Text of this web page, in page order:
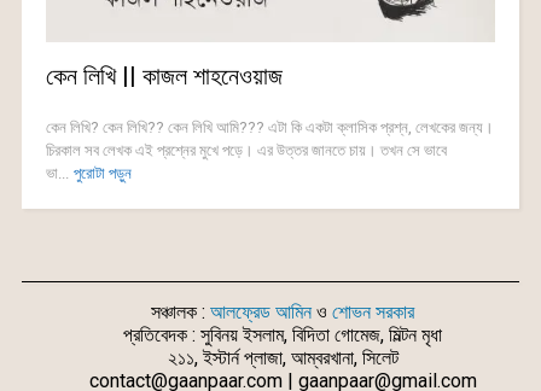
কেন লিখি || কাজল শাহনেওয়াজ
কেন লিখি? কেন লিখি?? কেন লিখি আমি??? এটা কি একটা ক্লাসিক প্রশ্ন, লেখকের জন্য।
চিরকাল সব লেখক এই প্রশ্নের মুখে পড়ে। এর উত্তর জানতে চায়। তখন সে ভাবে
ভা... পুরোটা পড়ুন
সঞ্চালক : আলফ্রেড আমিনও শোভন সরকার
প্রতিবেদক : সুবিনয় ইসলাম, বিদিতা গোমেজ, মিল্টন মৃধা
২১১, ইস্টার্ন প্লাজা, আম্বরখানা, সিলেট
contact@gaanpaar.com | gaanpaar@gmail.com